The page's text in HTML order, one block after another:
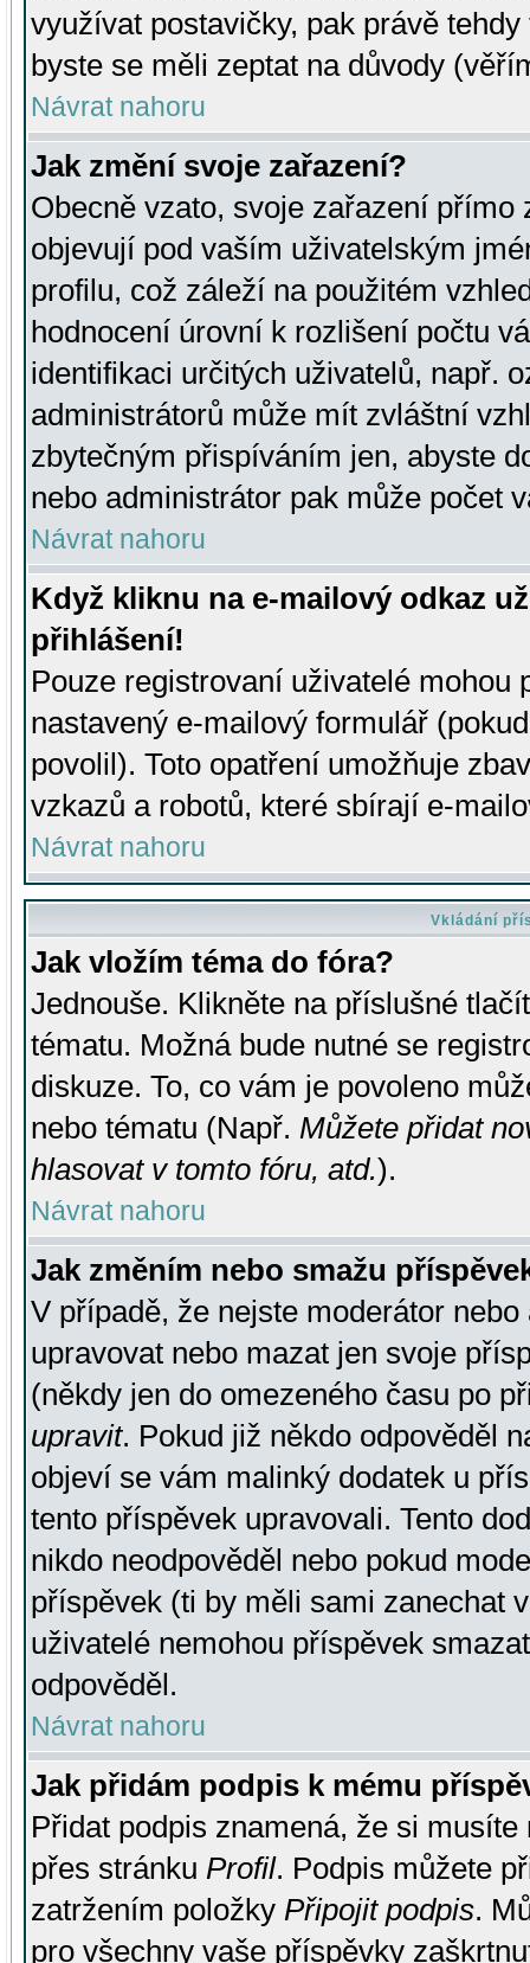
využívat postavičky, pak právě
byste se měli zeptat na důvody
Návrat nahoru
Jak změní svoje zařazení?
Obecně vzato, svoje zařazení přímo
objevují pod vaším uživatelským
profilu, což záleží na použitém
hodnocení úrovní k rozlišení počtu
identifikaci určitých uživatelů, např.
administrátorů může mít zvláštní
zbytečným přispíváním jen, abyste
nebo administrátor pak může počet
Návrat nahoru
Když kliknu na e-mailový odkaz
přihlášení!
Pouze registrovaní uživatelé mohou
nastavený e-mailový formulář
povolil). Toto opatření umožňuje
vzkazů a robotů, které sbírají e-
Návrat nahoru
Vkládání
Jak vložím téma do fóra?
Jednouše. Klikněte na příslušné
tématu. Možná bude nutné se
diskuze. To, co vám je povoleno
nebo tématu (Např. Můžete přidat
hlasovat v tomto fóru, atd.).
Návrat nahoru
Jak změním nebo smažu
V případě, že nejste moderátor
upravovat nebo mazat jen svoje
(někdy jen do omezeného času po
upravit. Pokud již někdo odpověděl
objeví se vám malinký dodatek u
tento příspěvek upravovali. Tento
nikdo neodpověděl nebo pokud
příspěvek (ti by měli sami zanechat
uživatelé nemohou příspěvek
odpověděl.
Návrat nahoru
Jak přidám podpis k mému
Přidat podpis znamená, že si
přes stránku Profil. Podpis můžete
zatržením položky Připojit podpis.
pro všechny vaše příspěvky